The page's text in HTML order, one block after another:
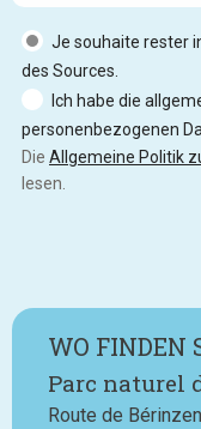
Je souhaite rester
des Sources.
Ich habe die
personenbezogenen
Die Allgemeine Politik
lesen.
WO FINDEN
Parc naturel
Route de